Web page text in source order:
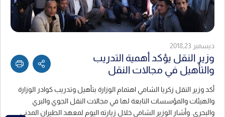
ديسمبر 2018,23
وزير النقل يؤكد أهمية التدريب
والتأهيل في مجالات النقل
أكد وزير النقل زكريا الشامي اهتمام الوزارة بتأهيل وتدريب كوادر الوزارة
والهيئات والمؤسسات التابعة لها في مجالات النقل الجوي والبري
والبحري. وأشار الوزير الشامي خلال زيارته اليوم لمعهد الطيران المدني